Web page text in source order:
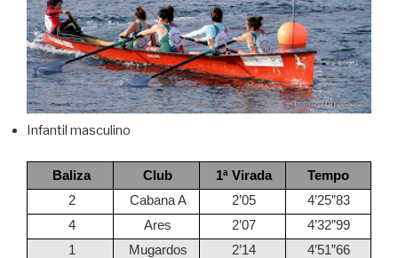
Infantil masculino
Baliza Club 1ª Virada
Tempo
2
Cabana A 2’05
4’25”83
4
Ares 2’07
4’32”99
1
Mugardos 2’14
4’51”66